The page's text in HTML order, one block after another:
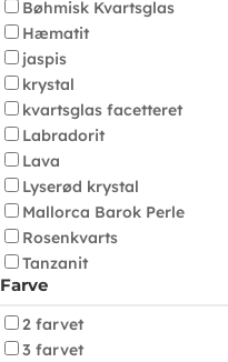
Bøhmisk Kvartsglas
Hæmatit
jaspis
krystal
kvartsglas facetteret
Labradorit
Lava
Lyserød krystal
Mallorca Barok Perle
Rosenkvarts
Tanzanit
Farve
2 farvet
3 farvet